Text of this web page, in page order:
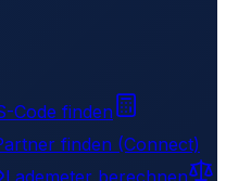
Code finden
finden (Connect)